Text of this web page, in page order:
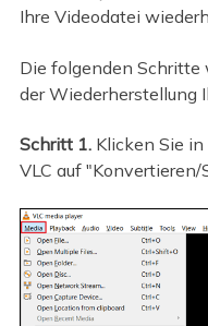
Ihre Videodatei
Die folgenden Schritte
der Wiederherstellung
Schritt 1.Klicken Sie in
VLC auf "Konvertieren/